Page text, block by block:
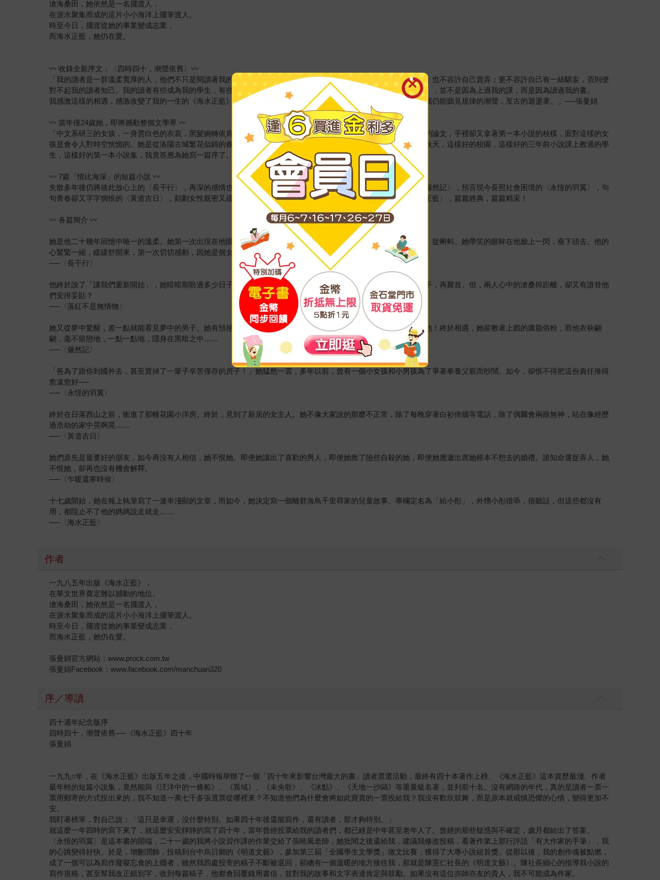
滄海桑田，她依然是一名擺渡人，
在淚水聚集而成的這片小小海洋上擺筆渡人。
時至今日，擺渡從她的事業變成志業，
而海水正藍，她仍在愛。
〰 收錄全新序文：〈四時四十，潮聲依舊〉〰
「我的讀者是一群溫柔寬厚的人，他們不只是閱讀著我的故事或經歷，也閱讀著我的心。所以，我不容許自己不真誠；也不容許自己賣弄；更不容許自己有一絲驕妄，否則便
對不起我的讀者知己。我的讀者有些成為我的學生，有些成為好友，建立起宛如家人般的關係。他們喚我『曼娟老師』，並不是因為上過我的課，而是因為讀過我的書。
我感激這樣的相遇，感激改變了我的一生的《海水正藍》。四十年並不是一眨眼，四十年發生了許多事，人生海海，我仍能聽見規律的潮聲，亙古的迴盪著。」──張曼娟
〰 當年僅24歲她，即將撼動整個文學界 〰
「中文系研三的女孩，一身雲白色的衣裳，黑髮婉轉依肩，問她最近如何？她說正在寫一篇有關唐人傳奇中人物性格的論文，手裡卻又拿著第一本小說的校樣，面對這樣的女
孩是會令人對時空恍惚的。她是從洛陽古城繁花似錦的春天裡走出來的嗎？她所穿的是一塵不染的齊紈嗎？這樣好的秋天，這樣好的校園，這樣好的三年前小說課上教過的學
生，這樣好的第一本小說集，我竟答應為她寫一篇序了。」──張曉風
〰 7篇「情比海深」的短篇小說 〰
失散多年後仍將彼此放心上的〈長干行〉，再深的感情也已無法回頭的〈落紅不是無情物〉，帶有傳奇小說色彩的〈儼然記〉，預言現今長照社會困境的〈永恆的羽翼〉，句
句青春卻又字字惆悵的〈黃道吉日〉，刻劃女性親密又疏離心理的〈乍暖還寒時候〉，掩卷後令人永難忘懷的〈海水正藍〉，篇篇經典，篇篇精采！
〰 各篇簡介 〰
她是他二十幾年回憶中唯一的溫柔。她第一次出現在他眼前，只有五歲。他牽著她的手上學、放學；帶她爬山、上樹、捉蝌蚪。她帶笑的眼眸在他臉上一閃，垂下頭去。他的
心緊緊一縮，緩緩舒開來，第一次切切感動，因她是個女孩。
──〈長干行〉
他終於說了「讓我們重新開始」，她暗暗期盼過多少日子的一句話，一旦聽在耳中，仍是驚心動魄。命運安排他們分手，再聚首。但，兩人心中的滄桑與距離，卻又有誰替他
們安排妥貼？
──〈落紅不是無情物〉
她又從夢中驚醒，差一點就能看見夢中的男子。她有預感這次會遇見他，謝幕時，她見一位僧人微笑坐在觀眾席。是他！終於相遇，她卻敷著上戲的庸脂俗粉，而他衣袂翩
翩，毫不留戀地，一點一點地，隱身在黑暗之中……
──〈儼然記〉
「爸為了跟你到國外去，甚至賣掉了一輩子辛苦僅存的房子！」她猛然一震，多年以前，曾有一個小女孩和小男孩為了爭著奉養父親而吵鬧。如今，卻恨不得把這份責任推得
愈遠愈好──
──〈永恆的羽翼〉
終於在日落西山之前，衝進了那幢花園小洋房。終於，見到了新居的女主人。她不像大家說的那麼不正常，除了每晚穿著白衫倚牆等電話，除了偶爾會兩眼無神，站在像經歷
過浩劫的家中晃啊晃……
──〈黃道吉日〉
她們原先是最要好的朋友，如今再沒有人相信，她不恨她。即便她讓出了喜歡的男人，即便她救了險些自殺的她，即便她應邀出席她根本不想去的婚禮。誰知命運捉弄人，她
不恨她，卻再也沒有機會解釋。
──〈乍暖還寒時候〉
十七歲開始，她在報上執筆寫了一連串淺顯的文章，而如今，她決定寫一個離群海鳥千里尋家的兒童故事。專欄定名為「給小彤」，外甥小彤很乖，很聽話，但這些都沒有
用，都阻止不了他的媽媽說走就走……
──〈海水正藍〉
作者
一九八五年出版《海水正藍》，
在華文世界奠定難以撼動的地位。
滄海桑田，她依然是一名擺渡人，
在淚水聚集而成的這片小小海洋上擺筆渡人。
時至今日，擺渡從她的事業變成志業，
而海水正藍，她仍在愛。
張曼娟官方網站：www.prock.com.tw
張曼娟Facebook：www.facebook.com/manchuan320
序／導讀
四十週年紀念版序
四時四十，潮聲依舊──《海水正藍》四十年
張曼娟
一九九○年，在《海水正藍》出版五年之後，中國時報舉辦了一個「四十年來影響台灣最大的書」讀者票選活動，最終有四十本著作上榜。《海水正藍》這本資歷最淺、作者
最年輕的短篇小說集，竟然能與《汪洋中的一條船》、《異域》、《未央歌》、《冰點》、《天地一沙鷗》等重量級名著，並列前十名。沒有網路的年代，真的是讀者一票一
票用郵寄的方式投出來的，我不知道一萬七千多張選票從哪裡來？不知道他們為什麼會將如此寶貴的一票投給我？我沒有歡欣鼓舞，而是原本就戒慎恐懼的心情，變得更加不
安。
我盯著榜單，對自己說：「這只是幸運，沒什麼特別。如果四十年後還能寫作，還有讀者，那才夠特別。」
就這麼一年四時的寫下來了，就這麼安安靜靜的寫了四十年，當年曾經投票給我的讀者們，都已經是中年甚至老年人了。曾經的那些疑惑與不確定，歲月都給出了答案。
〈永恆的羽翼〉是這本書的開端，二十一歲的我將小說習作課的作業交給了張曉風老師，她批閱之後還給我，建議我修改投稿，看著作業上那行評語「有大作家的手筆」，我
的心跳變得好快。於是，增刪潤飾，投稿到台中烏日鄉的《明道文藝》，參加第三屆「全國學生文學獎」徵文比賽，獲得了大專小說組首獎。從那以後，我的創作魂被點燃，
成了一個可以為寫作廢寢忘食的上癮者，雖然我四處投寄的稿子不斷被退回，卻總有一個溫暖的地方接住我，那就是陳憲仁社長的《明道文藝》。陳社長細心的指導我小說的
寫作規格，甚至幫我改正錯別字，收到每篇稿子，他都會回覆錄用書信，並對我的故事和文字表達肯定與鼓勵。如果沒有這位亦師亦友的貴人，我不可能成為作家。